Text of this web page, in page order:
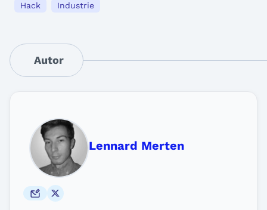
Hack Industrie
Autor
Lennard Merten